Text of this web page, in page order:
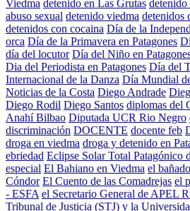
Viedma detenido en Las Grutas detenido
abuso sexual detenido viedma detenidos
detenidos con cocaina Día de la
orca Día de la Primavera en Patagones
día del locutor Día del Niño en
Dia del Periodista en Patagones Día del
Internacional de la Danza Día Mundial
Noticias de la Costa Diego Andrade
Diego Rodil Diego Santos diplomas del
Anahí Bilbao Diputada UCR Rio Negro
discriminación DOCENTE docente feb
droga en viedma droga y detenido en
ebriedad Eclipse Solar Total Patagónico
especial El Bahiano en Viedma el
Cóndor El Cuento de las Comadrejas el
- ESFA el Secretario General de APEL
Tribunal de Justicia (STJ) y la